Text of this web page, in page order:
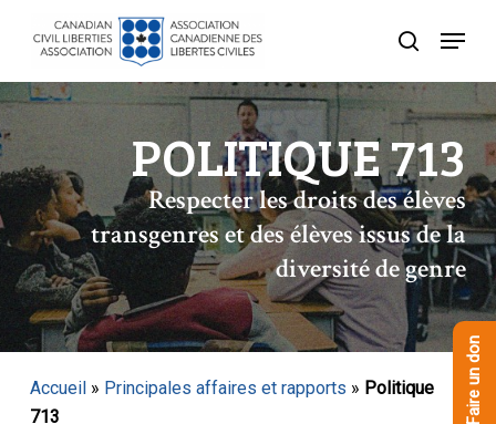
content
recherche
Menu
POLITIQUE 713
Respecter les droits des élèves
transgenres et des élèves issus de la
diversité de genre
Accueil» Principales affaires et rapports » Politique
713
Menu
Faire un don